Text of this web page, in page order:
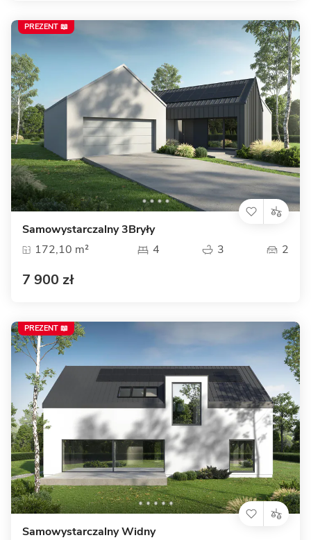
Samowystarczalny 3Bryły
172,10 m²
4 3 2
7 900 zł
PREZENT 📖
Samowystarczalny Widny
PREZENT 📖